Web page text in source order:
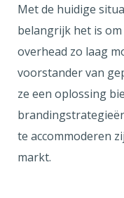
Met de huidige
belangrijk het is
overhead zo laag
voorstander van
ze een oplossing
te accommoderen
markt.